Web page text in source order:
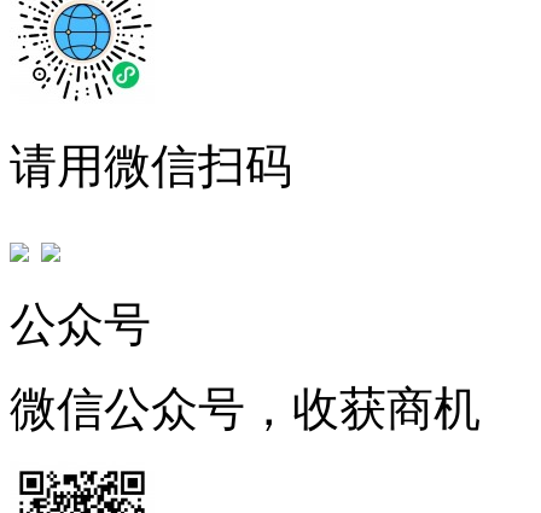
请用微信扫码
公众号
微信公众号，收获商机